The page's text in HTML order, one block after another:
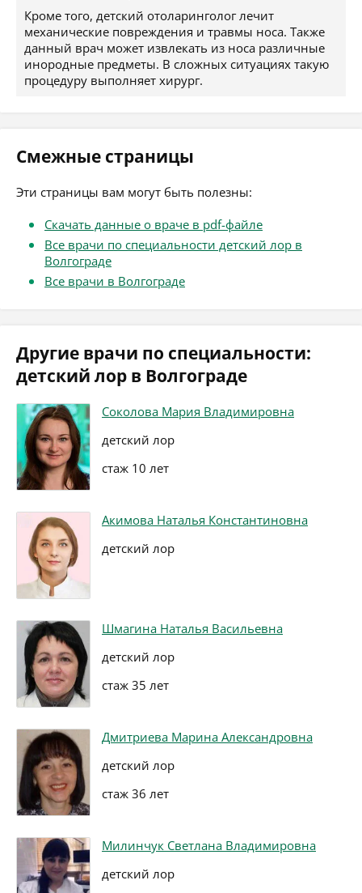
Кроме того, детский отоларинголог лечит
механические повреждения и травмы носа. Также
данный врач может извлекать из носа различные
инородные предметы. В сложных ситуациях такую
процедуру выполняет хирург.
Смежные страницы
Эти страницы вам могут быть полезны:
Скачать данные о враче в pdf-файле
Все врачи по специальности детский лор в
Волгограде
Все врачи в Волгограде
Другие врачи по специальности:
детский лор в Волгограде
Соколова Мария Владимировна
детский лор
стаж 10 лет
Акимова Наталья Константиновна
детский лор
Шмагина Наталья Васильевна
детский лор
стаж 35 лет
Дмитриева Марина Александровна
детский лор
стаж 36 лет
Милинчук Светлана Владимировна
детский лор